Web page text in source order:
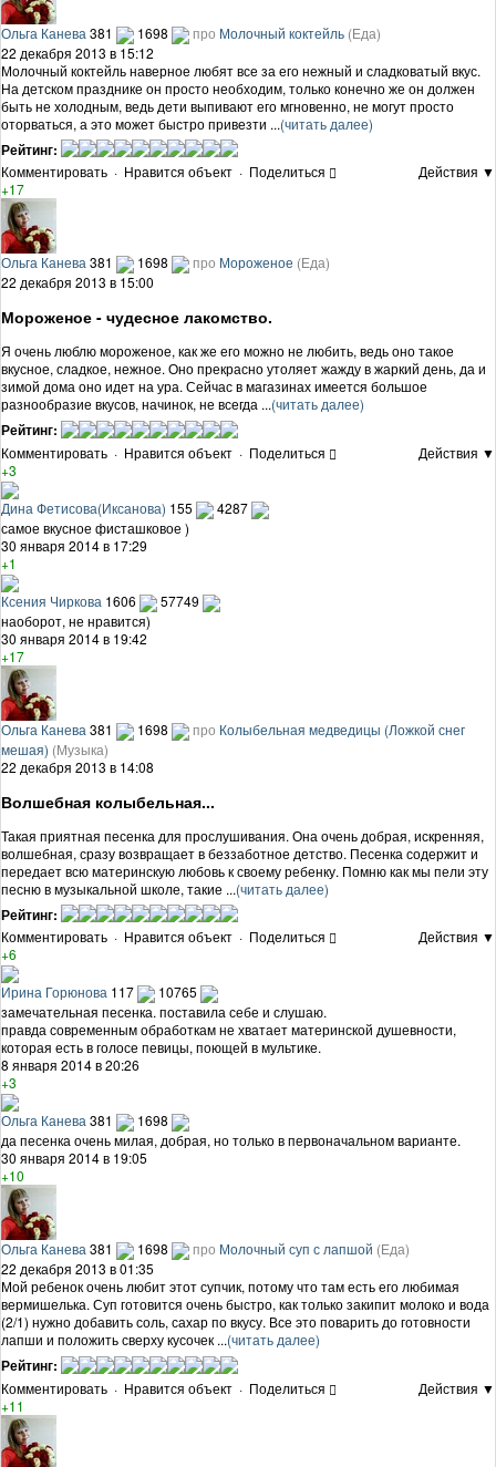
Ольга Канева 381 1698 про Молочный коктейль (Еда)
22 декабря 2013 в 15:12
Молочный коктейль наверное любят все за его нежный и сладковатый вкус.
На детском празднике он просто необходим, только конечно же он должен
быть не холодным, ведь дети выпивают его мгновенно, не могут просто
оторваться, а это может быстро привезти ...(читать далее)
Рейтинг:
Комментировать · Нравится объект · Поделиться
Действия ▼
+17
Ольга Канева381 1698 про Мороженое (Еда)
22 декабря 2013 в 15:00
Мороженое - чудесное лакомство.
Я очень люблю мороженое, как же его можно не любить, ведь оно такое
вкусное, сладкое, нежное. Оно прекрасно утоляет жажду в жаркий день, да и
зимой дома оно идет на ура. Сейчас в магазинах имеется большое
разнообразие вкусов, начинок, не всегда ...(читать далее)
Рейтинг:
Комментировать · Нравится объект · Поделиться
Действия ▼
+3
Дина Фетисова(Иксанова) 155
4287
самое вкусное фисташковое )
30 января 2014 в 17:29
+1
Ксения Чиркова 1606
57749
наоборот, не нравится)
30 января 2014 в 19:42
+17
Ольга Канева 381 1698 про Колыбельная медведицы (Ложкой снег
мешая) (Музыка)
22 декабря 2013 в 14:08
Волшебная колыбельная...
Такая приятная песенка для прослушивания. Она очень добрая, искренняя,
волшебная, сразу возвращает в беззаботное детство. Песенка содержит и
передает всю материнскую любовь к своему ребенку. Помню как мы пели эту
песню в музыкальной школе, такие ...(читать далее)
Рейтинг:
Комментировать · Нравится объект · Поделиться
Действия ▼
+6
Ирина Горюнова 117
10765
замечательная песенка. поставила себе и слушаю.
правда современным обработкам не хватает материнской душевности,
которая есть в голосе певицы, поющей в мультике.
8 января 2014 в 20:26
+3
Ольга Канева 381
1698
да песенка очень милая, добрая, но только в первоначальном варианте.
30 января 2014 в 19:05
+10
Ольга Канева 381 1698 про Молочный суп с лапшой (Еда)
22 декабря 2013 в 01:35
Мой ребенок очень любит этот супчик, потому что там есть его любимая
вермишелька. Суп готовится очень быстро, как только закипит молоко и вода
(2/1) нужно добавить соль, сахар по вкусу. Все это поварить до готовности
лапши и положить сверху кусочек ...(читать далее)
Рейтинг:
Комментировать · Нравится объект · Поделиться
Действия ▼
+11